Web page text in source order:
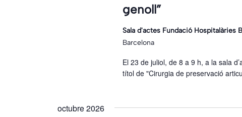
genoll”
Sala d'actes Fundació Hospitalàries
Barcelona
El 23 de juliol, de 8 a 9 h, a la sala
títol de "Cirurgia de preservació
octubre 2026